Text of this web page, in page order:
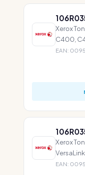
Xerox
C400,
EAN:
Xerox
EAN: